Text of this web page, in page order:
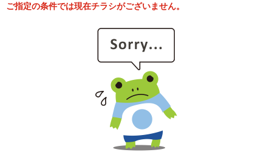
ご指定の条件では現在チラシがございません。